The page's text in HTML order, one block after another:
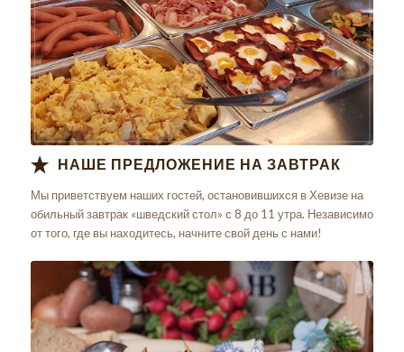
НАШЕ ПРЕДЛОЖЕНИЕ НА ЗАВТРАК
Мы приветствуем наших гостей, остановившихся в Хевизе на
обильный завтрак «шведский стол» с 8 до 11 утра. Независимо
от того, где вы находитесь, начните свой день с нами!